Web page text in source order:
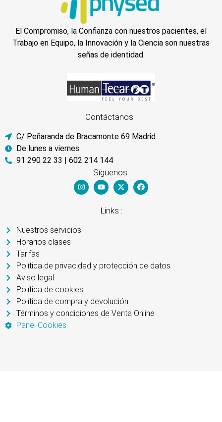
El Compromiso, la Confianza con nuestros pacientes, el
Trabajo en Equipo, la Innovación y la Ciencia son nuestras
señas de identidad.
Contáctanos :
C/ Peñaranda de Bracamonte 69 Madrid
De lunes a viernes
91 290 22 33 | 602 214 144
Síguenos:
Links :
Nuestros servicios
Horarios clases
Tarifas
Política de privacidad y protección de datos
Aviso legal
Política de cookies
Política de compra y devolución
Términos y condiciones de Venta Online
Panel Cookies